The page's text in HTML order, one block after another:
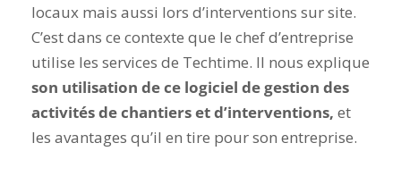
locaux mais aussi lors d’interventions sur site.
C’est dans ce contexte que le chef d’entreprise
utilise les services de Techtime. Il nous explique
son utilisation de ce logiciel de gestion des
activités de chantiers et d’interventions, et
les avantages qu’il en tire pour son entreprise.